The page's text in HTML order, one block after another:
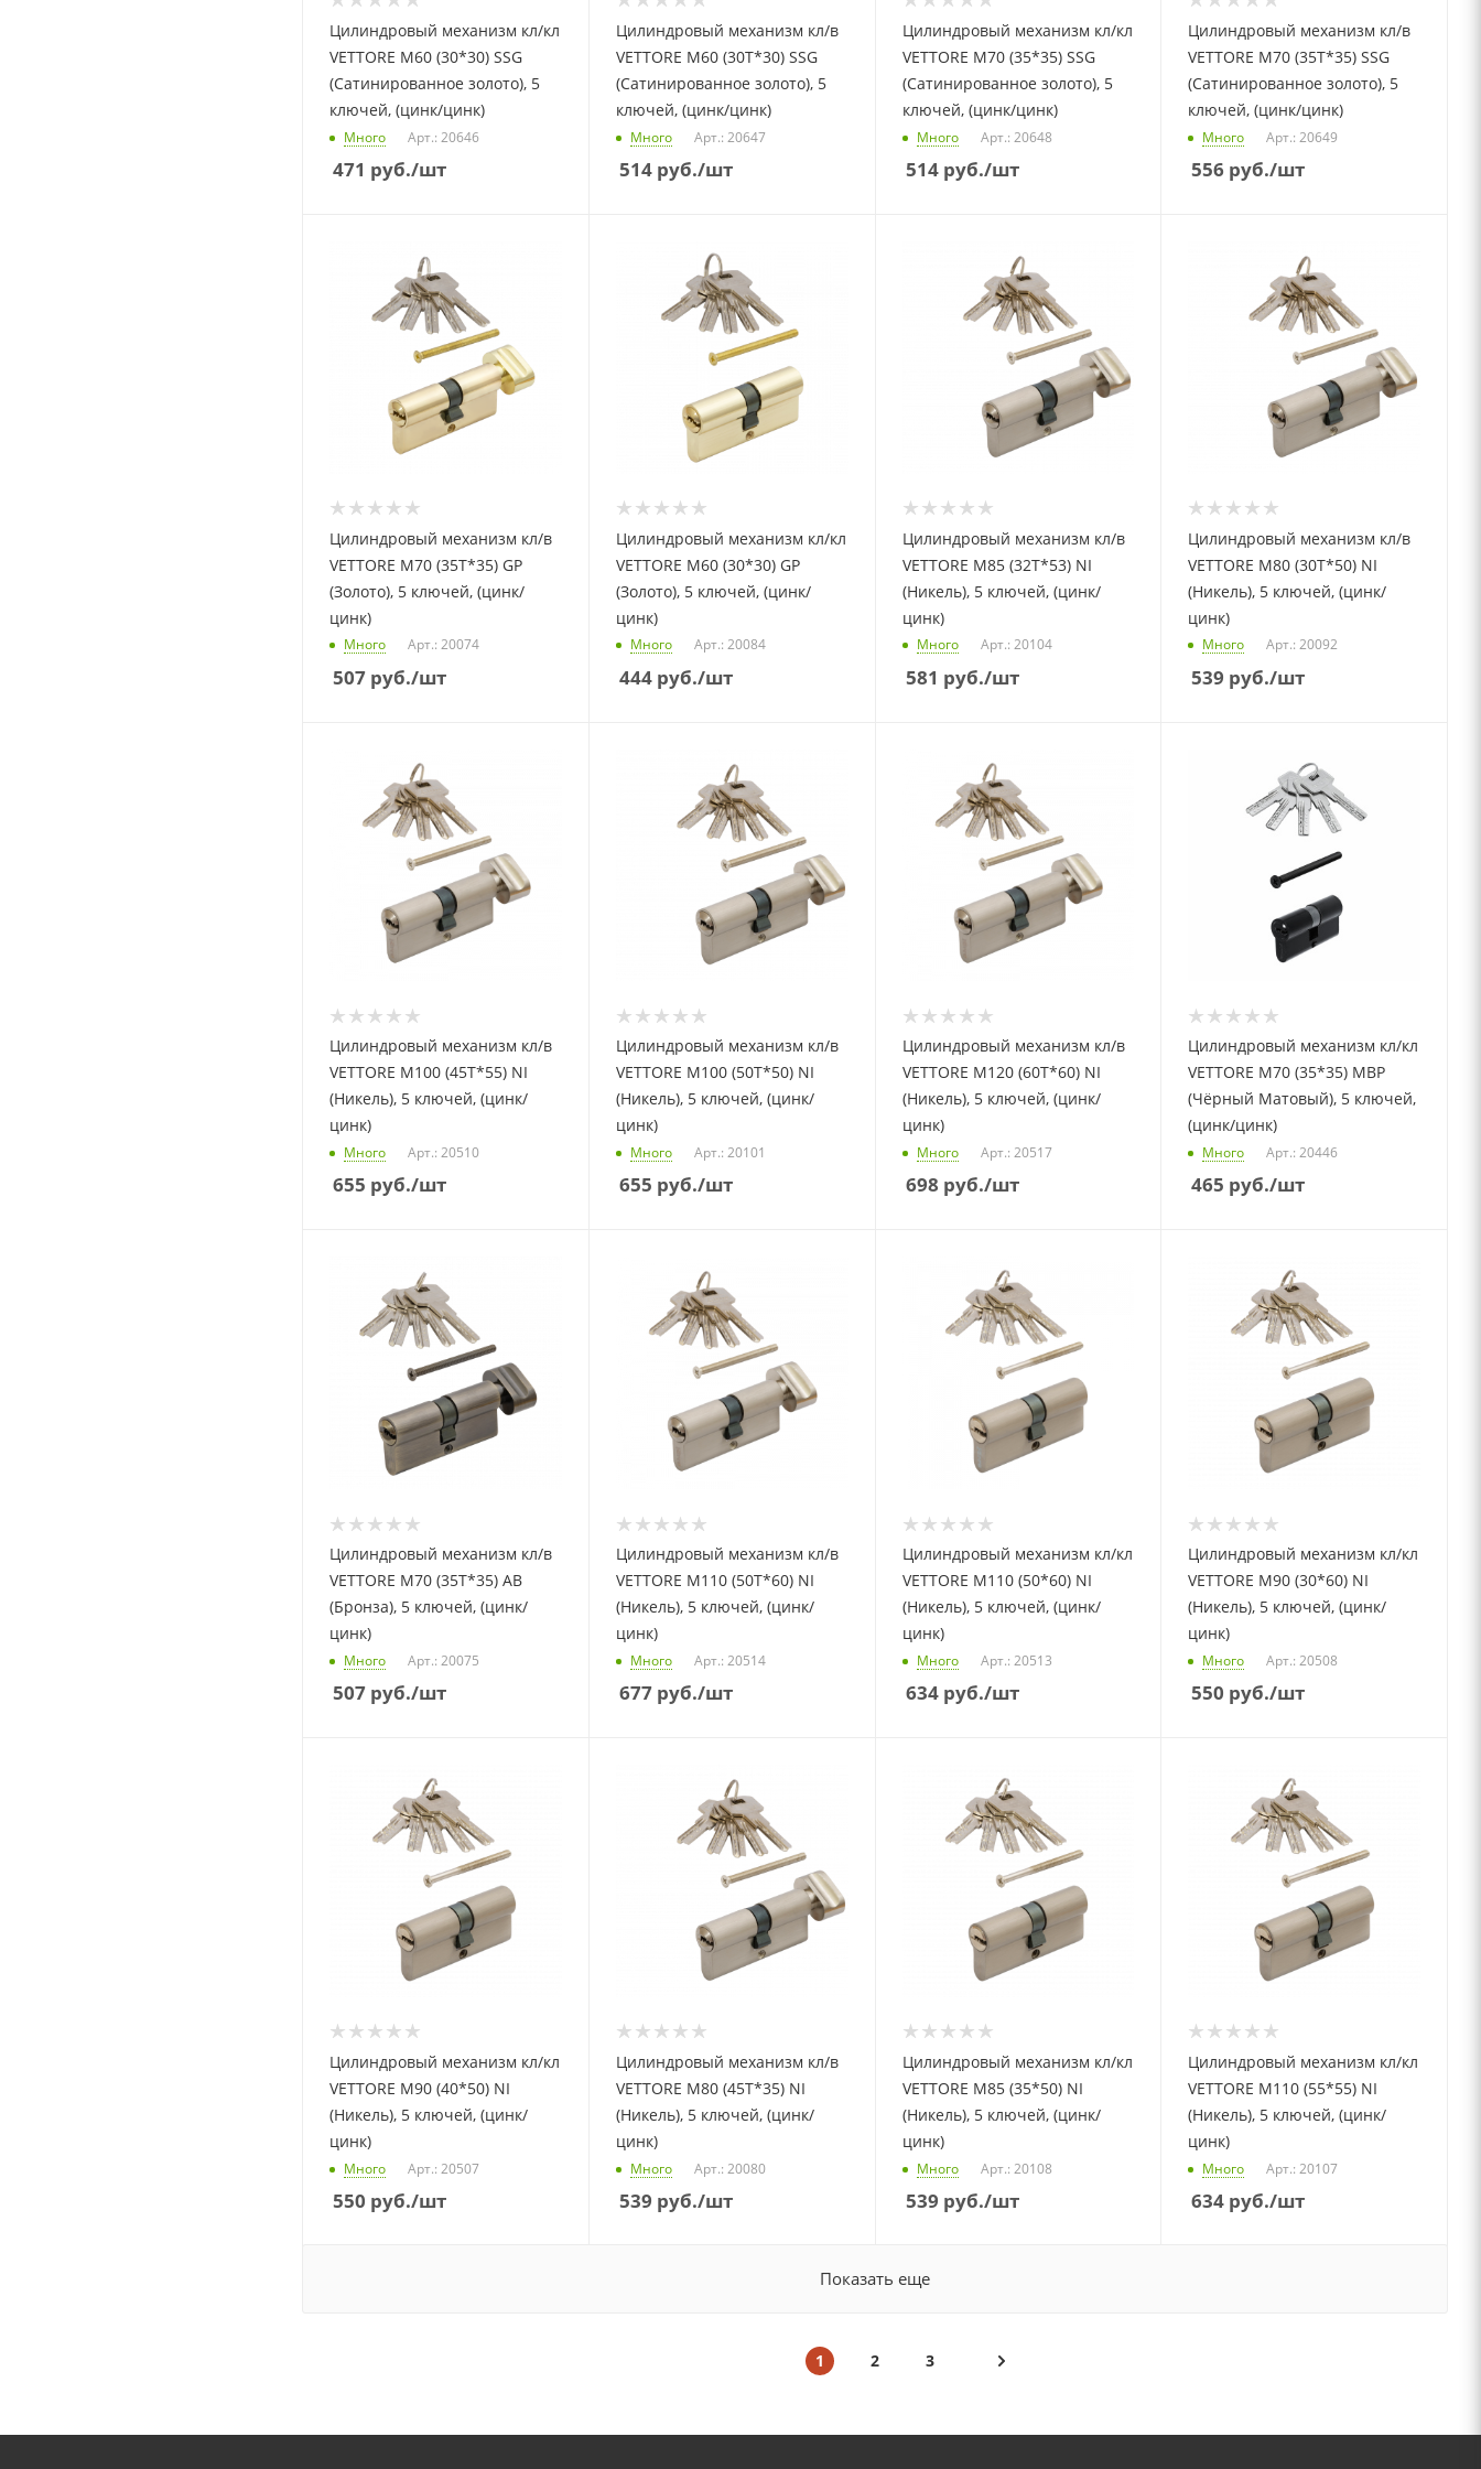
Цилиндровый механизм кл/кл
VETTORE M60 (30*30) SSG
(Сатинированное золото), 5
ключей, (цинк/цинк)
Много Арт.: 20646
471 руб./шт
Цилиндровый механизм кл/в
VETTORE M60 (30T*30) SSG
(Сатинированное золото), 5
ключей, (цинк/цинк)
Много Арт.: 20647
514руб./шт
Цилиндровый механизм кл/кл
VETTORE M70 (35*35) SSG
(Сатинированное золото), 5
ключей, (цинк/цинк)
Много Арт.: 20648
514руб./шт
Цилиндровый механизм кл/в
VETTORE M70 (35T*35) SSG
(Сатинированное золото), 5
ключей, (цинк/цинк)
Много Арт.: 20649
556 руб./шт
Цилиндровый механизм кл/в
VETTORE M70 (35T*35) GP
(Золото), 5 ключей, (цинк/
цинк)
Много Арт.: 20074
507 руб./шт
Цилиндровый механизм кл/кл
VETTORE M60 (30*30) GP
(Золото), 5 ключей, (цинк/
цинк)
Много Арт.: 20084
444руб./шт
Цилиндровый механизм кл/в
VETTORE M85 (32T*53) NI
(Никель), 5 ключей, (цинк/
цинк)
Много Арт.: 20104
581 руб./шт
Цилиндровый механизм кл/в
VETTORE M80 (30T*50) NI
(Никель), 5 ключей, (цинк/
цинк)
Много Арт.: 20092
539 руб./шт
Цилиндровый механизм кл/в
VETTORE M100 (45T*55) NI
(Никель), 5 ключей, (цинк/
цинк)
Много Арт.: 20510
655 руб./шт
Цилиндровый механизм кл/в
VETTORE M100 (50T*50) NI
(Никель), 5 ключей, (цинк/
цинк)
Много Арт.: 20101
655 руб./шт
Цилиндровый механизм кл/в
VETTORE M120 (60T*60) NI
(Никель), 5 ключей, (цинк/
цинк)
Много Арт.: 20517
698 руб./шт
Цилиндровый механизм кл/кл
VETTORE M70 (35*35) MBP
(Чёрный Матовый), 5 ключей,
(цинк/цинк)
Много Арт.: 20446
465 руб./шт
Цилиндровый механизм кл/в
VETTORE M70 (35T*35) AB
(Бронза), 5 ключей, (цинк/
цинк)
Много Арт.: 20075
507 руб./шт
Цилиндровый механизм кл/в
VETTORE M110 (50T*60) NI
(Никель), 5 ключей, (цинк/
цинк)
Много Арт.: 20514
677руб./шт
Цилиндровый механизм кл/кл
VETTORE M110 (50*60) NI
(Никель), 5 ключей, (цинк/
цинк)
Много Арт.: 20513
634руб./шт
Цилиндровый механизм кл/кл
VETTORE M90 (30*60) NI
(Никель), 5 ключей, (цинк/
цинк)
Много Арт.: 20508
550 руб./шт
Цилиндровый механизм кл/кл
VETTORE M90 (40*50) NI
(Никель), 5 ключей, (цинк/
цинк)
Много Арт.: 20507
550 руб./шт
Цилиндровый механизм кл/в
VETTORE M80 (45T*35) NI
(Никель), 5 ключей, (цинк/
цинк)
Много Арт.: 20080
539 руб./шт
Цилиндровый механизм кл/кл
VETTORE M85 (35*50) NI
(Никель), 5 ключей, (цинк/
цинк)
Много Арт.: 20108
539 руб./шт
Цилиндровый механизм кл/кл
VETTORE M110 (55*55) NI
(Никель), 5 ключей, (цинк/
цинк)
Много Арт.: 20107
634 руб./шт
Показать еще
1 2 3